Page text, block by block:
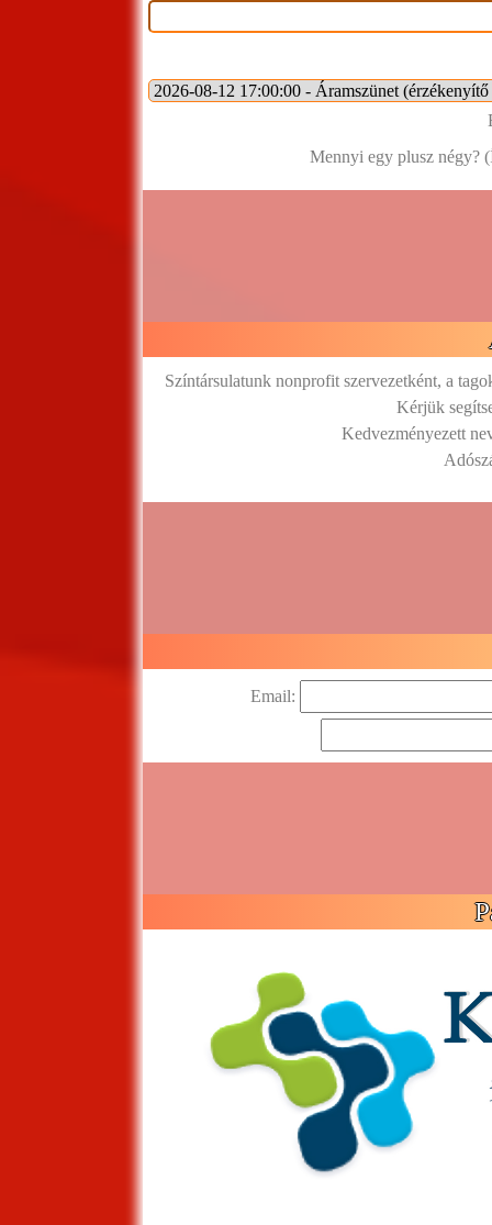
Mennyi egy plusz négy?
Színtársulatunk nonprofit szervezetként, a
Kérjük
Kedvezményezett
Email: